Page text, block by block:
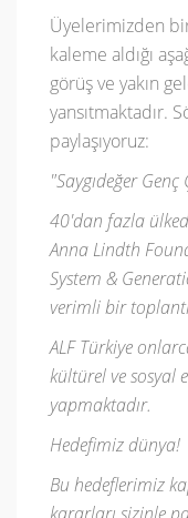
Üyelerimizden
kaleme aldığı
görüş ve yakın
yansıtmaktadır.
paylaşıyoruz:
"Saygıdeğer Genç
40'dan fazla
Anna Lindth
System &
verimli bir
ALF Türkiye
kültürel ve sosyal
yapmaktadır.
Hedefimiz dünya!
Bu hedeflerimiz